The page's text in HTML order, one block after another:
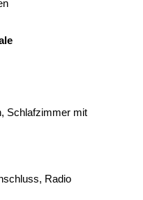
Schlafzimmer mit
Radio